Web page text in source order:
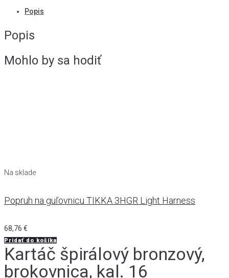
Popis
Popis
Mohlo by sa hodiť
Na sklade
Popruh na guľovnicu TIKKA 3HGR Light Harness
68,76 €
Pridať do košíka
Kartáč špirálový bronzový,
brokovnica, kal. 16